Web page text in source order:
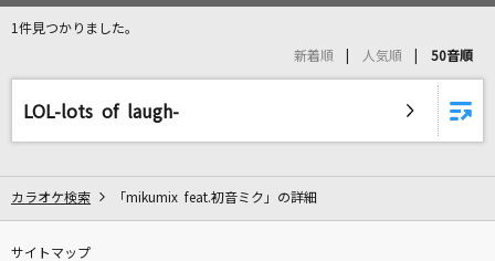
リアルタイムで歌われている曲の一覧
LiSA
神風エクスプレス
1件見つかりました。
新着順 人気順 50音順
LOL-lots of laugh-
カラオケ検索 「mikumix feat.初音ミク」の詳細
サイトマップ